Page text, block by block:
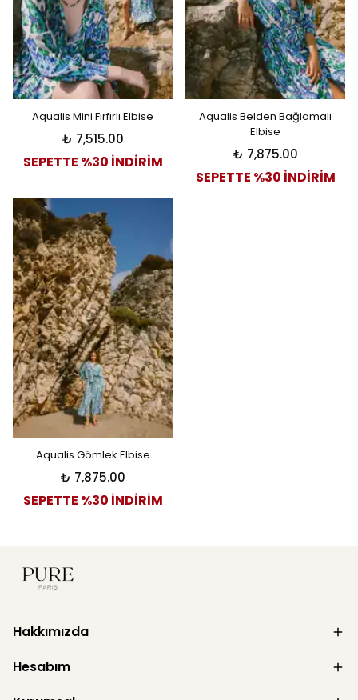
Aqualis Mini Fırfırlı Elbise
₺ 7,515.00
SEPETTE %30 İNDİRİM
Aqualis Belden Bağlamalı
Elbise
₺ 7,875.00
SEPETTE %30 İNDİRİM
Aqualis Gömlek Elbise
₺ 7,875.00
SEPETTE %30 İNDİRİM
Hakkımızda
Hesabım